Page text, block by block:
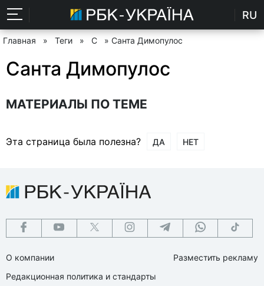
RU
Главная » Теги » С » Санта Димопулос
Санта Димопулос
МАТЕРИАЛЫ ПО ТЕМЕ
Эта страница была полезна? ДА НЕТ
О компании
Редакционная политика и стандарты
Разместить рекламу